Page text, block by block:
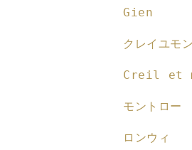
Gien
クレイユモ
Creil et
モントロー
ロンウィ